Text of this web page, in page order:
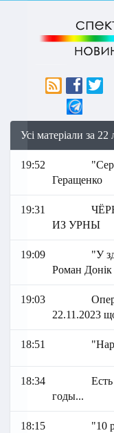
Усі матеріали за
19:52
Геращенко
19:31
ИЗ УРНЫ
19:09
"У
Роман Донік
19:03
22.11.2023
18:51
18:34
годы...
18:15
"10